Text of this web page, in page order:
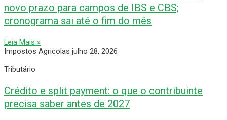
novo prazo para campos de IBS e CBS;
cronograma sai até o fim do mês
Leia Mais »
Impostos Agricolas julho 28, 2026
Tributário
Crédito e split payment: o que o contribuinte
precisa saber antes de 2027